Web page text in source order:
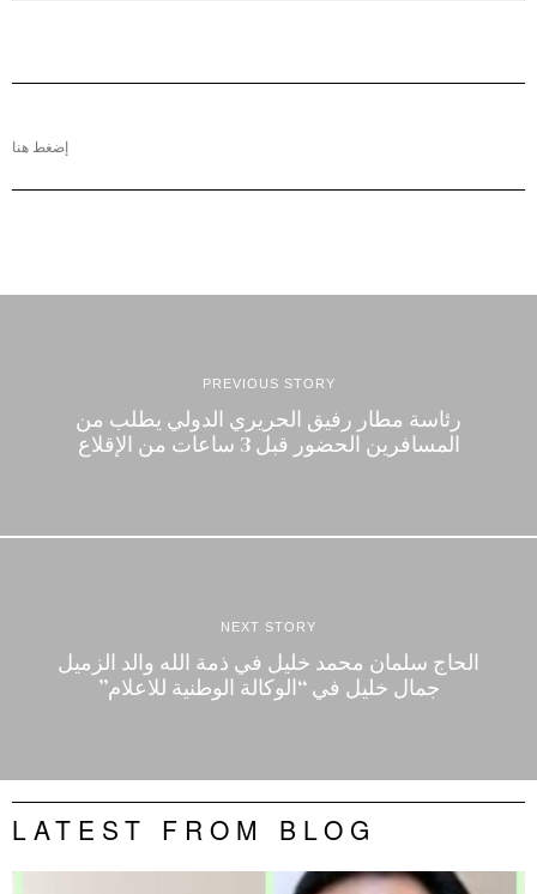
إضغط هنا
PREVIOUS STORY
رئاسة مطار رفيق الحريري الدولي يطلب من
المسافرين الحضور قبل 3 ساعات من الإقلاع
NEXT STORY
الحاج سلمان محمد خليل في ذمة الله والد الزميل
جمال خليل في “الوكالة الوطنية للاعلام”
LATEST FROM BLOG